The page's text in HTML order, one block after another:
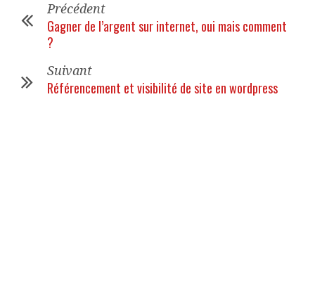
Précédent
Gagner de l’argent sur internet, oui mais comment
?
Suivant
Référencement et visibilité de site en wordpress